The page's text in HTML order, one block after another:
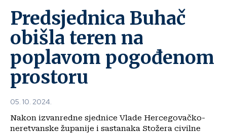
Predsjednica Buhač
obišla teren na
poplavom pogođenom
prostoru
05. 10. 2024.
Nakon izvanredne sjednice Vlade Hercegovačko-
neretvanske županije i sastanaka Stožera civilne